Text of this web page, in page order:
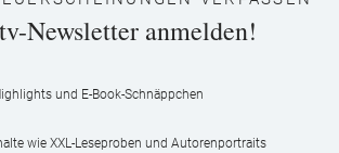
Newsletter anmelden!
und E-Book-Schnäppchen
wie XXL-Leseproben und Autorenportraits